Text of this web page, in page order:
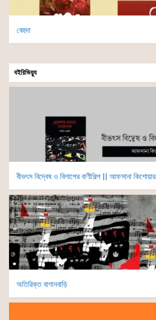
বেহুদা
বইরিভিয়্যু
বীভৎস বিদ্বেষ ও বিলাপের বাণীশিল্প || আফসানা কিশোয়ার
অতিরিক্ত বাগানবাড়ি